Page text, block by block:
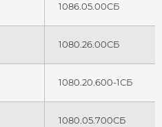
1086.05.00СБ
1080.26.00СБ
1080.20.600-1СБ
1080.05.700СБ